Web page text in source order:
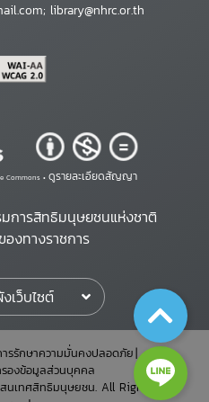
library@nhrc.or.th
Commons • ดูรายละเอียดสัญญา
การสิทธิมนุษยชนแห่งชาติ
งทางราชการ
เว็บไซต์
ารรักษาความมั่นคงปลอดภัย
องข้อมูลส่วนบุคคล
เทศสิทธิมนุษยชน. All Rights